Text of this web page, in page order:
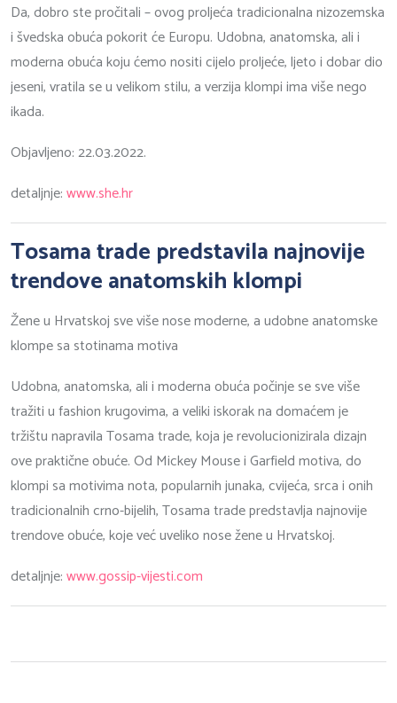
Da, dobro ste pročitali – ovog proljeća tradicionalna nizozemska
i švedska obuća pokorit će Europu. Udobna, anatomska, ali i
moderna obuća koju ćemo nositi cijelo proljeće, ljeto i dobar dio
jeseni, vratila se u velikom stilu, a verzija klompi ima više nego
ikada.
Objavljeno: 22.03.2022.
detaljnje:www.she.hr
Tosama trade predstavila najnovije
trendove anatomskih klompi
Žene u Hrvatskoj sve više nose moderne, a udobne anatomske
klompe sa stotinama motiva
Udobna, anatomska, ali i moderna obuća počinje se sve više
tražiti u fashion krugovima, a veliki iskorak na domaćem je
tržištu napravila Tosama trade, koja je revolucionizirala dizajn
ove praktične obuće. Od Mickey Mouse i Garfield motiva, do
klompi sa motivima nota, popularnih junaka, cvijeća, srca i onih
tradicionalnih crno-bijelih, Tosama trade predstavlja najnovije
trendove obuće, koje već uveliko nose žene u Hrvatskoj.
detaljnje:www.gossip-vijesti.com